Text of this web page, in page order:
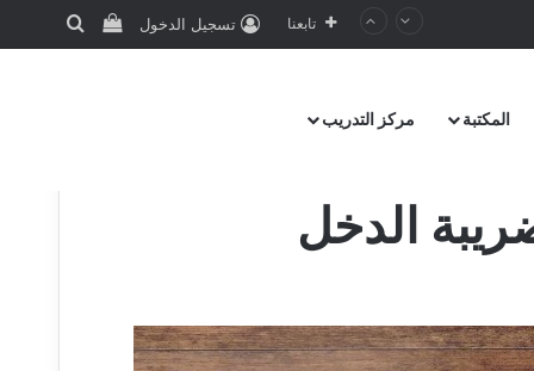
تابعنا تسجيل الدخول
المكتبة مركز التدريب